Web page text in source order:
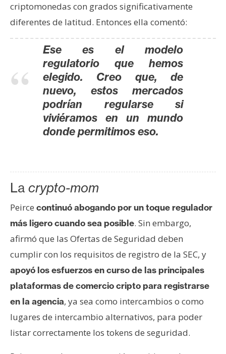
u
b
l
criptomonedas con grados significativamente
diferentes de latitud. Entonces ella comentó:
Ese es el modelo
regulatorio que hemos
elegido. Creo que, de
nuevo, estos mercados
podrían regularse si
viviéramos en un mundo
donde permitimos eso.
La crypto-mom
Peirce continuó abogando por un toque regulador
más ligero cuando sea posible. Sin embargo,
afirmó que las Ofertas de Seguridad deben
cumplir con los requisitos de registro de la SEC, y
apoyó los esfuerzos en curso de las principales
plataformas de comercio cripto para registrarse
en la agencia, ya sea como intercambios o como
lugares de intercambio alternativos, para poder
listar correctamente los tokens de seguridad.